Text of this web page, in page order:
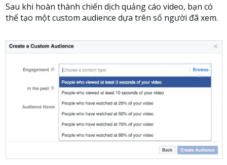
Sau khi hoàn thành chiến dịch quảng cáo video, bạn có
thể tạo một custom audience dựa trên số người đã xem.